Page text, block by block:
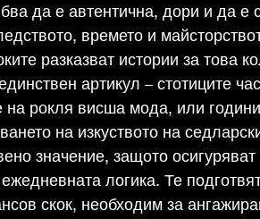
да е автентична, дори и да е
времето и
разказват истории за това
артикул – стотиците
рокля висша мода, или
на изкуството на
значение, защото
логика. Те
скок, необходим за